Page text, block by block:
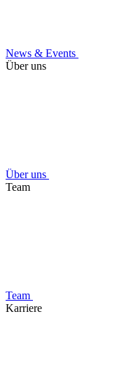
News & Events
Über uns
Über uns
Team
Team
Karriere